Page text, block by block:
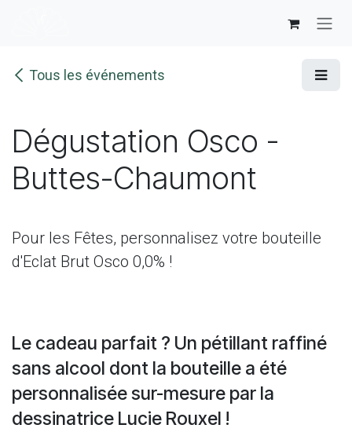
Tous les événements
Dégustation Osco -
Buttes-Chaumont
Pour les Fêtes, personnalisez votre bouteille
d'Eclat Brut Osco 0,0% !
Le cadeau parfait ? Un pétillant raffiné
sans alcool dont la bouteille a été
personnalisée sur-mesure par la
dessinatrice Lucie Rouxel !